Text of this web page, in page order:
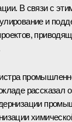
В связи с
и
рассказал